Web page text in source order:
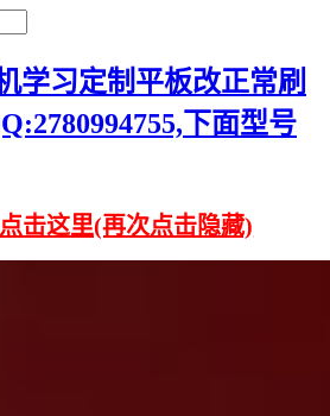
学习定制平板改正常刷
下面型号
击这里(再次点击隐藏)